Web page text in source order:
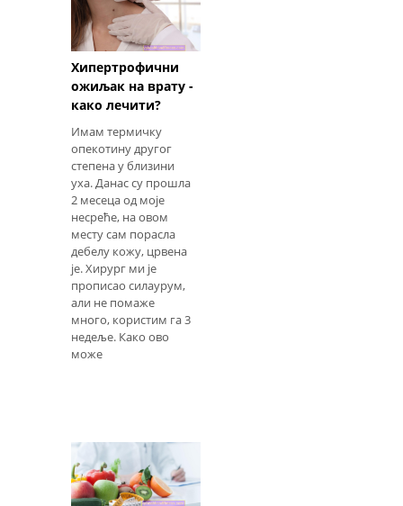
Хипертрофични
ожиљак на врату -
како лечити?
Имам термичку
опекотину другог
степена у близини
уха. Данас су прошла
2 месеца од моје
несреће, на овом
месту сам порасла
дебелу кожу, црвена
је. Хирург ми је
прописао силаурум,
али не помаже
много, користим га 3
недеље. Како ово
може